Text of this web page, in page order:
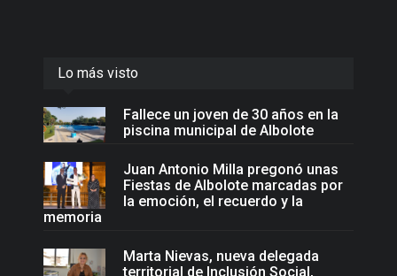
Lo más visto
Fallece un joven de 30 años en la
piscina municipal de Albolote
Juan Antonio Milla pregonó unas
Fiestas de Albolote marcadas por
la emoción, el recuerdo y la
memoria
Marta Nievas, nueva delegada
territorial de Inclusión Social,